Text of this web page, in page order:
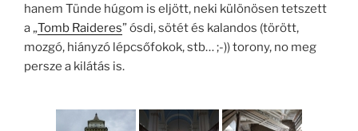
hanem Tünde húgom is eljött, neki különösen tetszett
a „Tomb Raideres” ósdi, sötét és kalandos (törött,
mozgó, hiányzó lépcsőfokok, stb… ;-)) torony, no meg
persze a kilátás is.